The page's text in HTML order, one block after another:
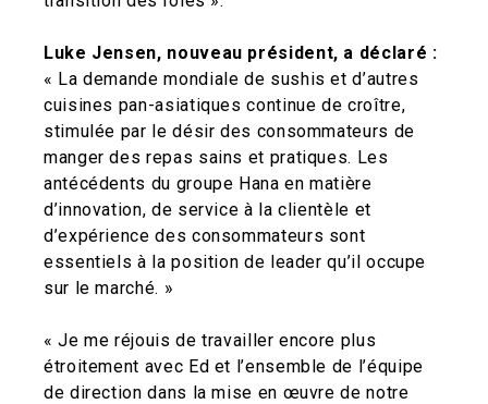
Luke Jensen, nouveau président, a déclaré :
« La demande mondiale de sushis et d’autres
cuisines pan-asiatiques continue de croître,
stimulée par le désir des consommateurs de
manger des repas sains et pratiques. Les
antécédents du groupe Hana en matière
d’innovation, de service à la clientèle et
d’expérience des consommateurs sont
essentiels à la position de leader qu’il occupe
sur le marché. »
« Je me réjouis de travailler encore plus
étroitement avec Ed et l’ensemble de l’équipe
de direction dans la mise en œuvre de notre